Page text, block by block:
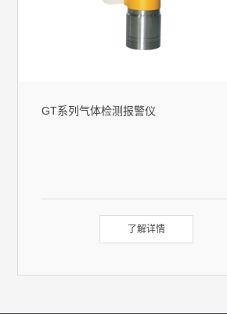
GT系列气体检测报警仪
了解详情